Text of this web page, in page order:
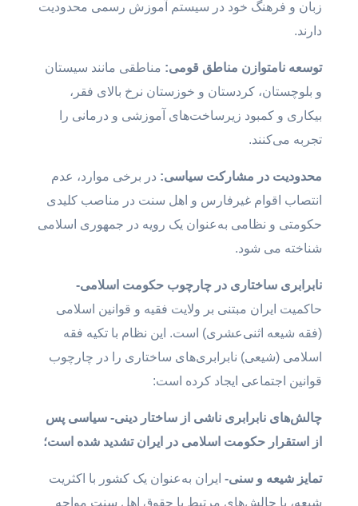
زبان و فرهنگ خود در سیستم آموزش رسمی محدودیت
دارند.
توسعه نامتوازن مناطق قومی: مناطقی مانند سیستان
و بلوچستان، کردستان و خوزستان نرخ بالای فقر،
بیکاری و کمبود زیرساخت‌های آموزشی و درمانی را
تجربه می‌کنند.
محدودیت در مشارکت سیاسی: در برخی موارد، عدم
انتصاب اقوام غیرفارس و اهل سنت در مناصب کلیدی
حکومتی و نظامی به‌عنوان یک رویه در جمهوری اسلامی
شناخته می شود.
نابرابر ی ساختاری در چارچوب حکومت اسلامی-
حاکمیت ایران مبتنی بر ولایت فقیه و قوانین اسلامی
(فقه شیعه اثنی‌عشری) است. این نظام با تکیه فقه
اسلامی (شیعی) نابرابری‌های ساختاری را در چارچوب
قوانین اجتماعی ایجاد کرده است:
چالش‌های نابرابری ناشی از ساختار دینی- سیاسی پس
از استقرار حکومت اسلامی در ایران تشدید شده است؛
تمایز شیعه و سنی-ایران به‌عنوان یک کشور با اکثریت
شیعه، با چالش‌های مرتبط با حقوق اهل سنت مواجه